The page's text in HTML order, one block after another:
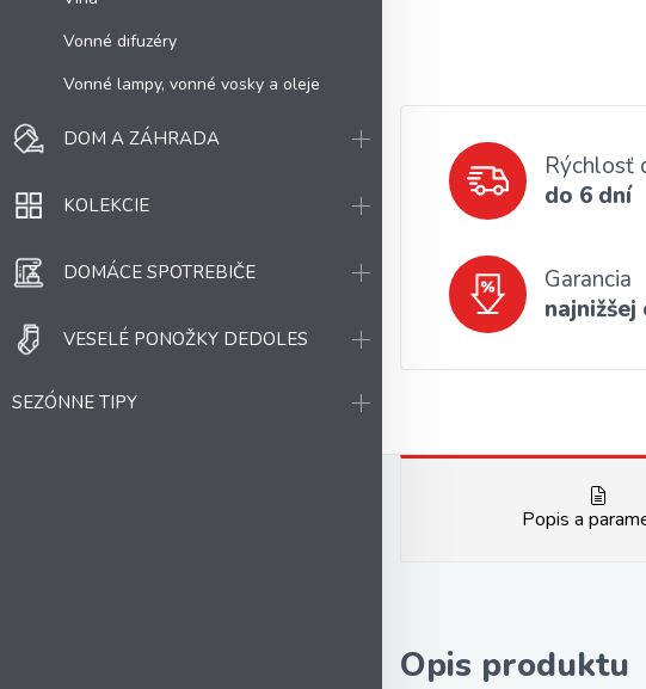
Vonné difuzéry
Vonné lampy, vonné vosky a oleje
DOM A ZÁHRADA
KOLEKCIE
DOMÁCE SPOTREBIČE
VESELÉ PONOŽKY DEDOLES
SEZÓNNE TIPY
Rýchlosť
do 6 dní
Garancia
najnižšej
Popis a
Opis produktu